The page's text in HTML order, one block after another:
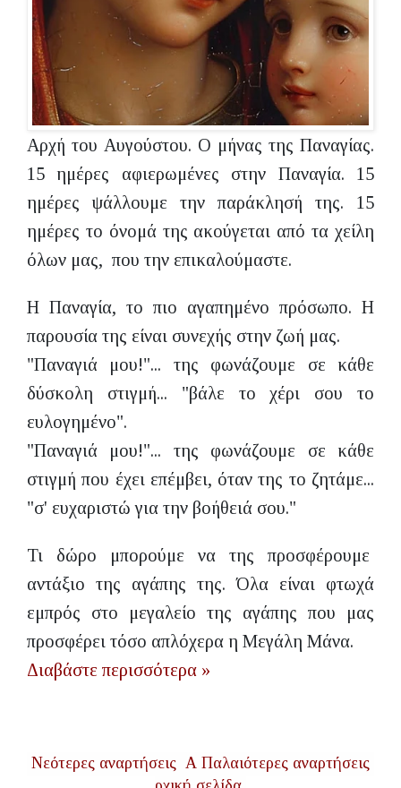
Αρχή του Αυγούστου. Ο μήνας της Παναγίας.
15 ημέρες αφιερωμένες στην Παναγία. 15
ημέρες ψάλλουμε την παράκλησή της. 15
ημέρες το όνομά της ακούγεται από τα χείλη
όλων μας, που την επικαλούμαστε.
Η Παναγία, το πιο αγαπημένο πρόσωπο. Η
παρουσία της είναι συνεχής στην ζωή μας.
"Παναγιά μου!"... της φωνάζουμε σε κάθε
δύσκολη στιγμή... "βάλε το χέρι σου το
ευλογημένο".
"Παναγιά μου!"... της φωνάζουμε σε κάθε
στιγμή που έχει επέμβει, όταν της το ζητάμε...
"σ' ευχαριστώ για την βοήθειά σου."
Τι δώρο μπορούμε να της προσφέρουμε
αντάξιο της αγάπης της. Όλα είναι φτωχά
εμπρός στο μεγαλείο της αγάπης που μας
προσφέρει τόσο απλόχερα η Μεγάλη Μάνα.
Διαβάστε περισσότερα »
Νεότερες αναρτήσεις Παλαιότερες αναρτήσεις
Α